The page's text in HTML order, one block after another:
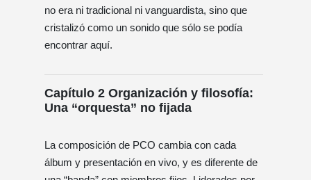
no era ni tradicional ni vanguardista, sino que
cristalizó como un sonido que sólo se podía
encontrar aquí.
Capítulo 2 Organización y filosofía:
Una “orquesta” no fijada
La composición de PCO cambia con cada
álbum y presentación en vivo, y es diferente de